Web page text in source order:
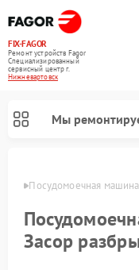
FIX-FAGOR
Ремонт устройств Fagor
Специализированный
cервисный центр г.
Нижневартовск
Мы
Посудомоечная машина
Засор